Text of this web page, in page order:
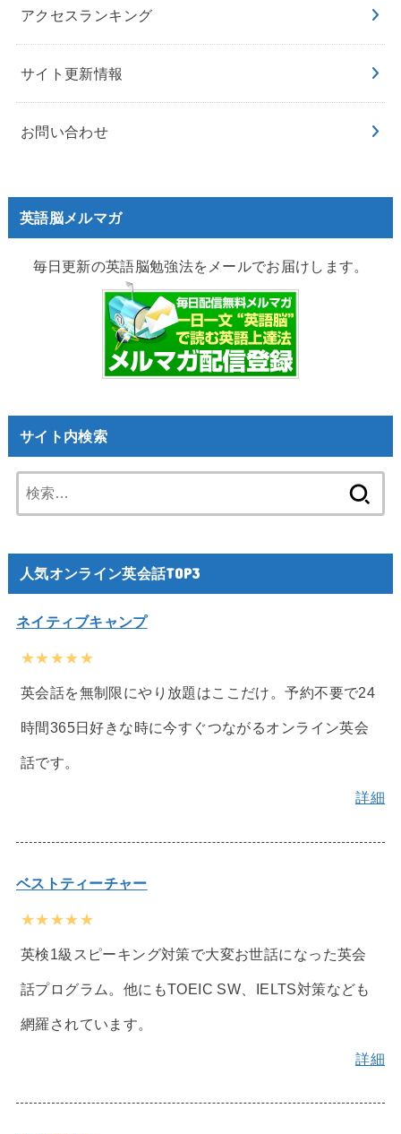
アクセスランキング
サイト更新情報
お問い合わせ
英語脳メルマガ
毎日更新の英語脳勉強法をメールでお届けします。
サイト内検索
索:
人気オンライン英会話TOP3
ネイティブキャンプ
★★★★★
英会話を無制限にやり放題はここだけ。予約不要で24
時間365日好きな時に今すぐつながるオンライン英会
話です。
詳細
ベストティーチャー
★★★★★
英検1級スピーキング対策で大変お世話になった英会
話プログラム。他にもTOEIC SW、IELTS対策なども
網羅されています。
詳細